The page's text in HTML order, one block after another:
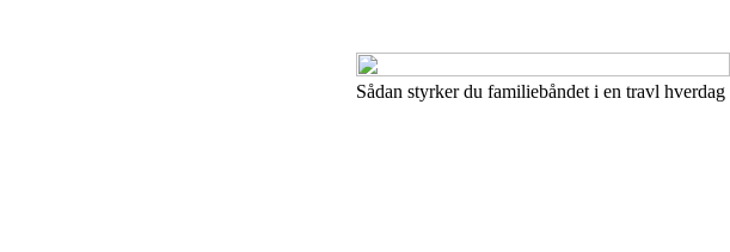
Sådan styrker du familiebåndet i en travl hverdag